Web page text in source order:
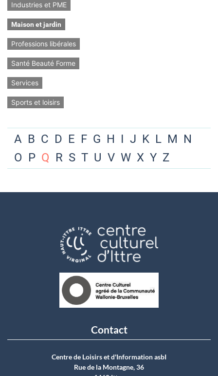
Industries et PME
Maison et jardin
Professions libérales
Santé Beauté Forme
Services
Sports et loisirs
A B C D E F G H I J K L M N
O P Q R S T U V W X Y Z
Contact
Centre de Loisirs et d'Information asbI
Rue de la Montagne, 36